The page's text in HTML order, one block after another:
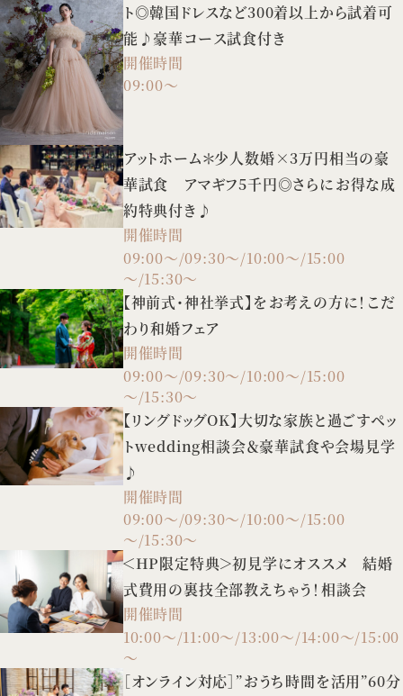
ト◎韓国ドレスなど300着以上から試着可
能♪豪華コース試食付き
開催時間
09:00～
アットホーム＊少人数婚×3万円相当の豪
華試食 アマギフ5千円◎さらにお得な成
約特典付き♪
開催時間
09:00～/09:30～/10:00～/15:00
～/15:30～
【神前式・神社挙式】をお考えの方に！こだ
わり和婚フェア
開催時間
09:00～/09:30～/10:00～/15:00
～/15:30～
【リングドッグOK】大切な家族と過ごすペッ
トwedding相談会＆豪華試食や会場見学
♪
開催時間
09:00～/09:30～/10:00～/15:00
～/15:30～
＜HP限定特典＞初見学にオススメ 結婚
式費用の裏技全部教えちゃう！相談会
開催時間
10:00～/11:00～/13:00～/14:00～/15:00
～
［オンライン対応］”おうち時間を活用”60分